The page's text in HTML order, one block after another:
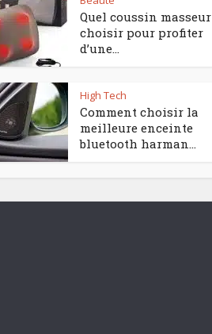
Quel coussin masseur
choisir pour profiter
d’une...
High Tech
Comment choisir la
meilleure enceinte
bluetooth harman...